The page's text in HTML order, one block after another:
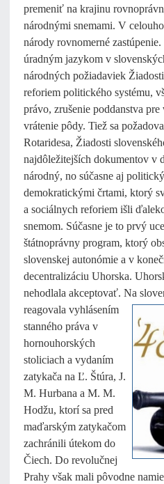
premeniť na krajinu
národnými snemami. V
národy rovnomerné
úradným jazykom v
národných požiadaviek
reforiem politického systému,
právo, zrušenie poddanstva
vrátenie pôdy. Tiež sa
Rotaridesa, Žiadosti
najdôležitejších dokumentov v
národný, no súčasne aj
demokratickými črtami, ktorý
a sociálnych reforiem išli
snemom. Súčasne je to prvý
štátnoprávny program, ktorý
slovenskej autonómie a v
decentralizáciu Uhorska.
nehodlala akceptovať. Na
reagovala vyhlásením
stanného práva v
hornouhorských
stoliciach a vydaním
zatykača na Ľ. Štúra, J.
M. Hurbana a M. M.
Hodžu, ktorí sa pred
maďarským zatykačom
zachránili útekom do
Čiech. Do revolučnej
Prahy však mali pôvodne